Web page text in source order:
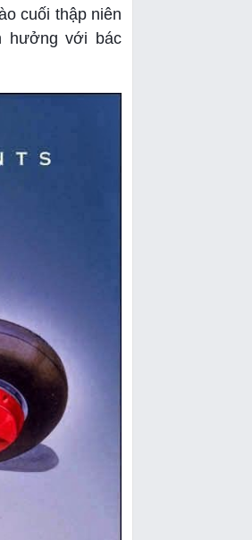
cuối thập niên
hưởng với bác